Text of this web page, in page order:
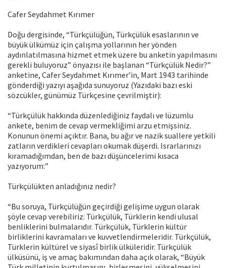
Cafer Seydahmet Kırımer
Doğu dergisinde, “Türkçülüğün, Türkçülük esaslarının ve
büyük ülkümüz için çalışma yollarının her yönden
aydınlatılmasına hizmet etmek üzere bu anketin yapılmasını
gerekli buluyoruz” önyazısı ile başlanan “Türkçülük Nedir?”
anketine, Cafer Seydahmet Kırımer’in, Mart 1943 tarihinde
gönderdiği yazıyı aşağıda sunuyoruz (Yazıdaki bazı eski
sözcükler, günümüz Türkçesine çevrilmiştir):
“Türkçülük hakkında düzenlediğiniz faydalı ve lüzumlu
ankete, benim de cevap vermekliğimi arzu etmişsiniz.
Konunun önemi açıktır. Bana, bu ağır ve nazik suallere yetkili
zatların verdikleri cevapları okumak düşerdi. Israrlarınızı
kıramadığımdan, ben de bazı düşüncelerimi kısaca
yazıyorum:”
Türkçülükten anladığınız nedir?
“Bu soruya, Türkçülüğün geçirdiği gelişime uygun olarak
şöyle cevap verebiliriz: Türkçülük, Türklerin kendi ulusal
benliklerini bulmalarıdır. Türkçülük, Türklerin kültür
birliklerini kavramaları ve kuvvetlendirmeleridir. Türkçülük,
Türklerin kültürel ve siyasî birlik ülküleridir. Türkçülük
ülküsünü, iş ve amaç bakımından daha açık olarak, “Büyük